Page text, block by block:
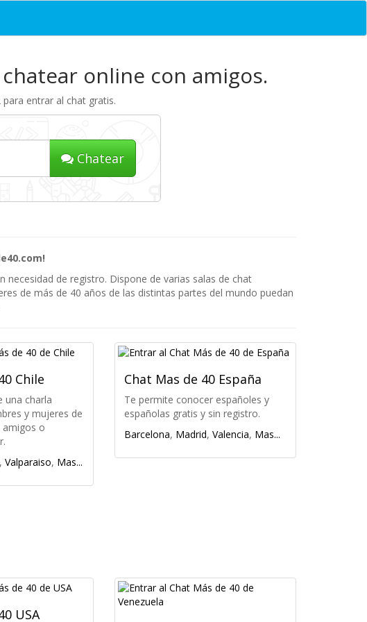
online con amigos.
para entrar al chat gratis.
Chatear
de registro. Dispone de varias salas de chat
de más de 40 años de las distintas partes del mundo puedan
Chile
una charla
y mujeres de
amigos o
, Valparaiso, Mas...
Chat Mas de 40 España
Te permite conocer españoles y
españolas gratis y sin registro.
Barcelona, Madrid, Valencia, Mas...
USA